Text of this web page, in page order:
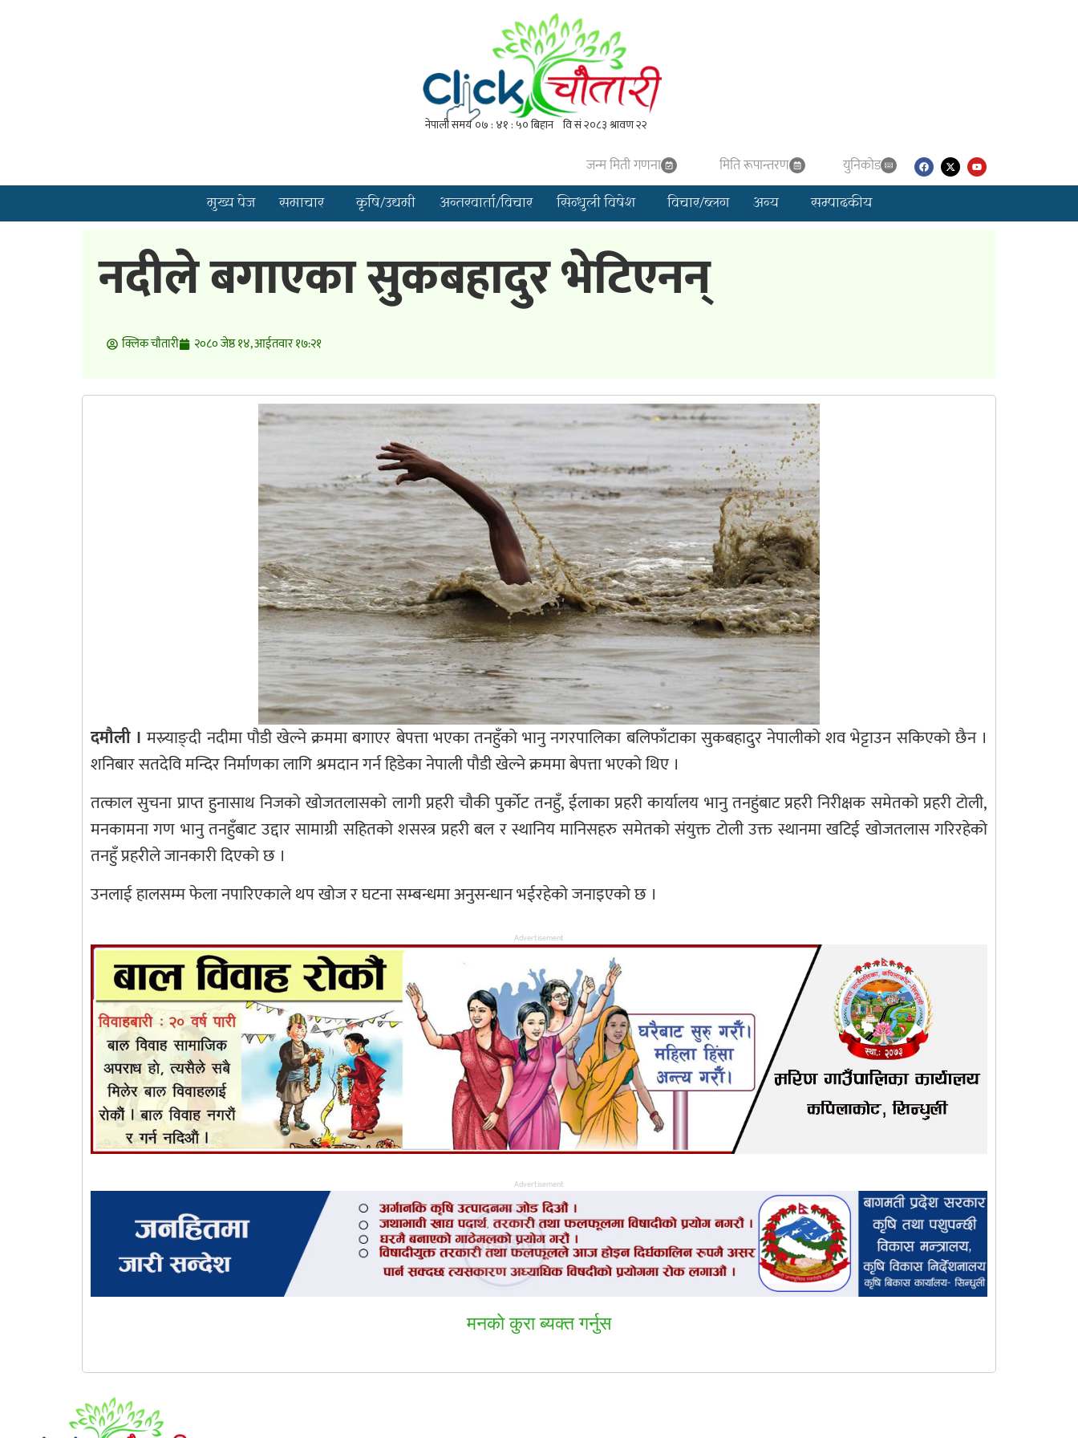
जन्म मिती गणना मिति रूपान्तरण युनिकाेड
मुख्य पेज समाचार कृषि/उद्यमी अन्तरवार्ता/विचार सिन्धुली विषेश विचार/ब्लग अन्य सम्पादकीय
नदीले बगाएका सुकबहादुर भेटिएनन्
क्लिक चाैतारी २०८० जेष्ठ १४, आईतवार १७:२१
दमौली । मस्र्याङ्दी नदीमा पौडी खेल्ने क्रममा बगाएर बेपत्ता भएका तनहुँको भानु नगरपालिका बलिफाँटाका सुकबहादुर नेपालीको शव भेट्टाउन सकिएको छैन ।
शनिबार सतदेवि मन्दिर निर्माणका लागि श्रमदान गर्न हिडेका नेपाली पौडी खेल्ने क्रममा बेपत्ता भएको थिए ।
तत्काल सुचना प्राप्त हुनासाथ निजको खोजतलासको लागी प्रहरी चौकी पुर्कोट तनहुँ, ईलाका प्रहरी कार्यालय भानु तनहुंबाट प्रहरी निरीक्षक समेतको प्रहरी टोली,
मनकामना गण भानु तनहुँबाट उद्दार सामाग्री सहितको शसस्त्र प्रहरी बल र स्थानिय मानिसहरु समेतको संयुक्त टोली उक्त स्थानमा खटिई खोजतलास गरिरहेको
तनहुँ प्रहरीले जानकारी दिएको छ ।
उनलाई हालसम्म फेला नपारिएकाले थप खोज र घटना सम्बन्धमा अनुसन्धान भईरहेको जनाइएको छ ।
Advertisement
Advertisement
मनकाे कुरा ब्यक्त गर्नुस